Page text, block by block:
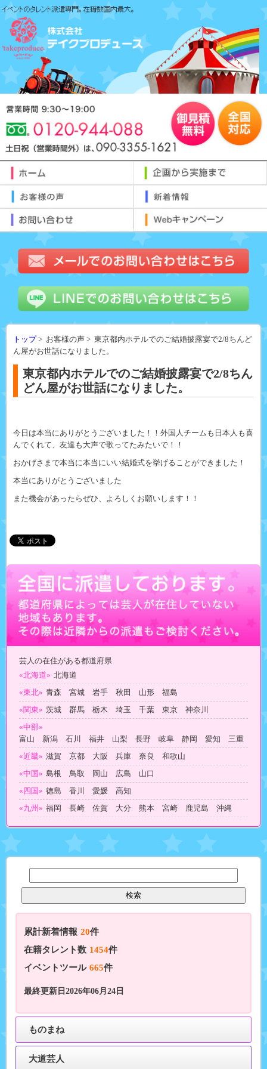
トップ> お客様の声 > 東京都内ホテルでのご結婚披露宴で2/8ちんど
ん屋がお世話になりました。
東京都内ホテルでのご結婚披露宴で2/8ちん
どん屋がお世話になりました。
今日は本当にありがとうございました！！外国人チームも日本人も喜
んでくれて、友達も大声で歌ってたみたいで！！
おかげさまで本当に本当にいい結婚式を挙げることができました！
本当にありがとうございました
また機会があったらぜひ、よろしくお願いします！！
芸人の在住がある都道府県
«北海道» 北海道
«東北» 青森 宮城 岩手 秋田 山形 福島
«関東» 茨城 群馬 栃木 埼玉 千葉 東京 神奈川
«中部»
富山 新潟 石川 福井 山梨 長野 岐阜 静岡 愛知 三重
«近畿» 滋賀 京都 大阪 兵庫 奈良 和歌山
«中国» 島根 鳥取 岡山 広島 山口
«四国» 徳島 香川 愛媛 高知
«九州» 福岡 長崎 佐賀 大分 熊本 宮崎 鹿児島 沖縄
累計新着情報 20件
在籍タレント数 1454件
イベントツール 665件
最終更新日2026年06月24日
ものまね
大道芸人